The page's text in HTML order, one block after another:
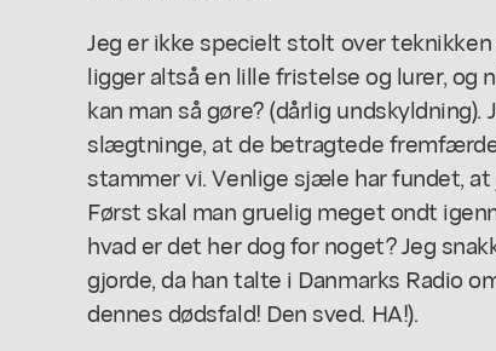
Jeg er ikke specielt stolt over
ligger altså en lille fristelse og lurer, og
kan man så gøre? (dårlig
slægtninge, at de betragtede
stammer vi. Venlige sjæle har fundet,
Først skal man gruelig meget ondt
hvad er det her dog for noget? Jeg
gjorde, da han talte i Danmarks Radio
dennes dødsfald! Den sved. HA!).